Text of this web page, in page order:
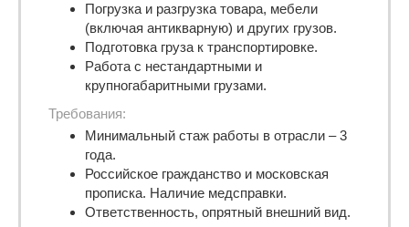
Погрузка и разгрузка товара, мебели
(включая антикварную) и других грузов.
Подготовка груза к транспортировке.
Работа с нестандартными и
крупногабаритными грузами.
Требования:
Минимальный стаж работы в отрасли – 3
года.
Российское гражданство и московская
прописка. Наличие медсправки.
Ответственность, опрятный внешний вид.